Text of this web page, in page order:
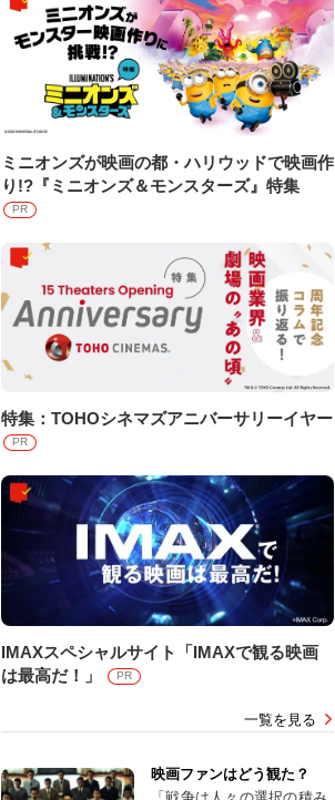
ミニオンズが映画の都・ハリウッドで映画作
り!?『ミニオンズ＆モンスターズ』特集
PR
特集：TOHOシネマズアニバーサリーイヤー
PR
IMAXスペシャルサイト「IMAXで観る映画
は最高だ！」
PR
一覧を見る
映画ファンはどう観た？